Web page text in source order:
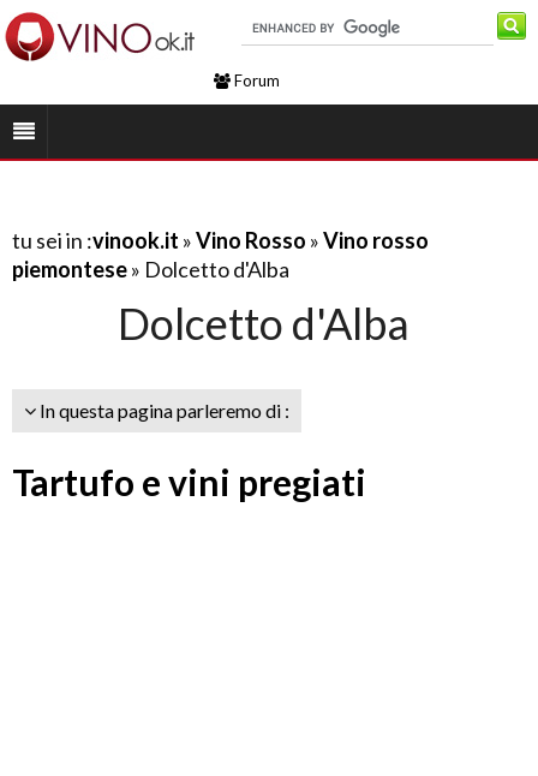
Forum
tu sei in :vinook.it »Vino Rosso »Vino rosso
piemontese» Dolcetto d'Alba
Dolcetto d'Alba
In questa pagina parleremo di :
Tartufo e vini pregiati